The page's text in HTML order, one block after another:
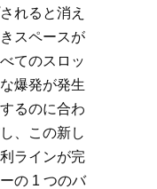
れると消え
スペースが
てのスロッ
爆発が発生
るのに合わ
、この新し
ラインが完
の 1 つのバ